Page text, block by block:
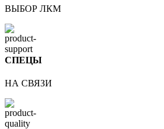
ВЫБОР ЛКМ
СПЕЦЫ
НА СВЯЗИ